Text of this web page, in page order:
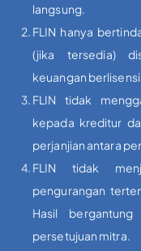
langsung.
FLIN hanya
(jika tersedia)
keuangan berlisensi
FLIN tidak
kepada kreditur
perjanjian antara
FLIN tidak
pengurangan
Hasil
persetujuan mitra.